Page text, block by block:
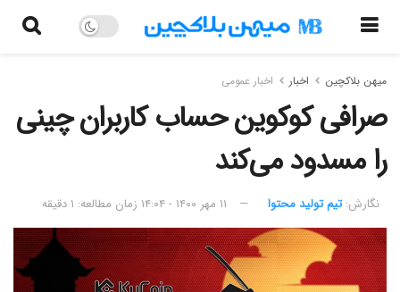
میهن بلاکچین اخبار اخبار عمومی
صرافی کوکوین حساب کاربران چینی
را مسدود می‌کند
نگارش:‌ تیم تولید محتوا ۱۱ مهر ۱۴۰۰ - ۱۴:۰۴ زمان مطالعه: ۱ دقیقه